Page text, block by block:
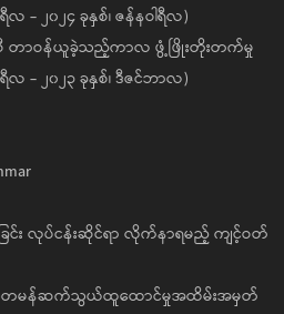
လ - ၂၀၂၄ ခုနှစ်၊ ဇန်နဝါရီလ)
စီ တာဝန်ယူခဲ့သည့်ကာလ ဖွံ့ဖြိုးတိုးတက်မှု
လ - ၂၀၂၃ ခုနှစ်၊ ဒီဇင်ဘာလ)
င်း လုပ်ငန်းဆိုင်ရာ လိုက်နာရမည့် ကျင့်ဝတ်
း သံတမန်ဆက်သွယ်ထူထောင်မှုအထိမ်းအမှတ်